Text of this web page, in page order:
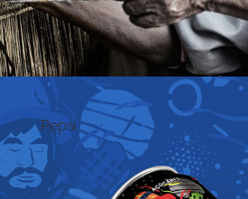
Pepsi